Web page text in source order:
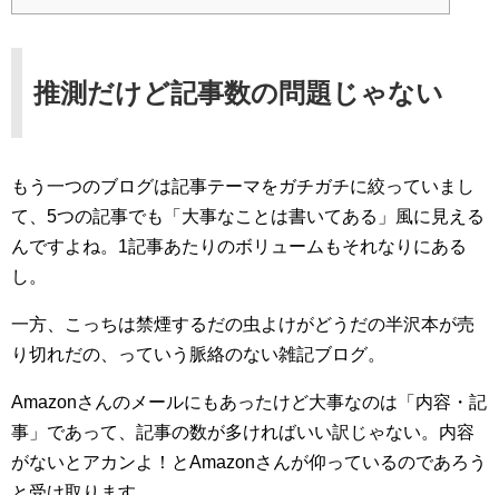
推測だけど記事数の問題じゃない
もう一つのブログは記事テーマをガチガチに絞っていまし
て、5つの記事でも「大事なことは書いてある」風に見える
んですよね。1記事あたりのボリュームもそれなりにある
し。
一方、こっちは禁煙するだの虫よけがどうだの半沢本が売
り切れだの、っていう脈絡のない雑記ブログ。
Amazonさんのメールにもあったけど大事なのは「内容・記
事」であって、記事の数が多ければいい訳じゃない。内容
がないとアカンよ！とAmazonさんが仰っているのであろう